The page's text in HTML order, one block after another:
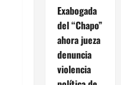
Exabogada
del “Chapo”
ahora jueza
denuncia
violencia